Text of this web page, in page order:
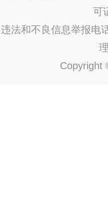
可
违法和不良信息举报电
Copyright